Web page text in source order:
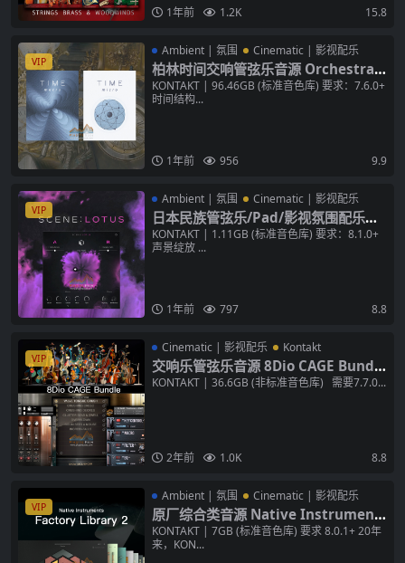
1年前 1.2K 15.8
VIP
Ambient | 氛围 Cinematic | 影视配乐
柏林时间交响管弦乐音源 Orchestral
Tools TIME micro + Macro v2.0.0 K
ONTAKT 氛围/PAD音色库
KONTAKT | 96.46GB (标准音色库) 要求：7.6.0+
时间结构...
1年前 956 9.9
VIP
Ambient | 氛围 Cinematic | 影视配乐
日本民族管弦乐/Pad/影视氛围配乐音
源 NI Scene Lotus KONTAKT 音色库
KONTAKT | 1.11GB (标准音色库) 要求：8.1.0+
声景绽放 ...
1年前 797 8.8
VIP
Cinematic | 影视配乐 Kontakt
交响乐管弦乐音源 8Dio CAGE Bundle
NKS KONTAKT 铜管/木管/弦乐/音色
KONTAKT | 36.6GB (非标准音色库) 需要7.7.0...
2年前 1.0K 8.8
VIP
Ambient | 氛围 Cinematic | 影视配乐
原厂综合类音源 Native Instrument
s Factory Selection 2 v1.2.0 KONTA
KT 音色库
KONTAKT | 7GB (标准音色库) 要求 8.0.1+ 20年
来，KON...